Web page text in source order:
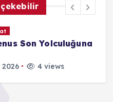
Son Yolculuğuna
4 views